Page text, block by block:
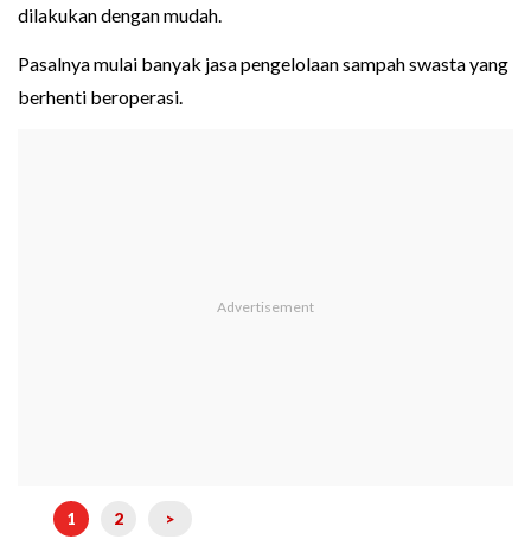
dilakukan dengan mudah.
Pasalnya mulai banyak jasa pengelolaan sampah swasta yang
berhenti beroperasi.
1 2 >